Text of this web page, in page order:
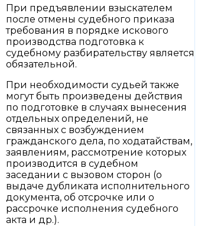
При предъявлении взыскателем
после отмены судебного приказа
требования в порядке искового
производства подготовка к
судебному разбирательству является
обязательной.
При необходимости судьей также
могут быть произведены действия
по подготовке в случаях вынесения
отдельных определений, не
связанных с возбуждением
гражданского дела, по ходатайствам,
заявлениям, рассмотрение которых
производится в судебном
заседании с вызовом сторон (о
выдаче дубликата исполнительного
документа, об отсрочке или о
рассрочке исполнения судебного
акта и др.).